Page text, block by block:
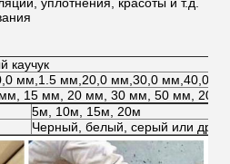
каучук
мм,1.5 мм,20,0 мм,30,0 мм,40,0 мм
15 мм, 20 мм, 30 мм, 50 мм, 200
5м, 10м, 15м, 20м
Черный, белый, серый или